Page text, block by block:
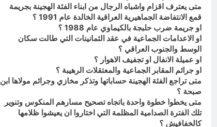
متى يعترف اقزام واشباه الرجال من ابناء الفئة الهجينة بجريمة
قمع الانتفاضة الجماهيرية العراقية الخالدة عام 1991 ؟
او جريمة ضرب حلبجة بالكيماوي عام 1988 ؟
او الاعدامات الجماعية في عقد الثمانينات التي طالت سكان
الوسط والجنوب العراقي ؟
او عميلة الانفال او تجفيف الاهوار ؟
او جرائم المقابر الجماعية والمعتقلات الرهيبة ؟
متى تراجع الفئة الهجينة حساباتها وتذكر مخازي وجرائم مولاها ابن
صبحة ؟
متى يخطوا خطوة واحدة باتجاه تصحيح مسارهم المنكوس وتنوير
تلك الفترة الصدامية المظلمة التي اختاروا ان يعيشوا ظلامها
كالخفافيش ؟